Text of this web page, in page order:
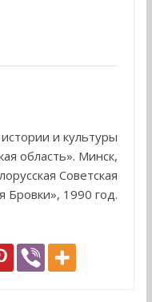
и культуры
область». Минск,
Советская
Бровки», 1990 год.